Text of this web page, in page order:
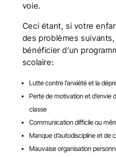
voie.
Ceci étant, si votre
des problèmes
bénéficier d’un
scolaire:
Lutte contre l’anxiété et la
Perte de motivation et d’envie
classe
Communication difficile ou
Manque d’autodiscipline et de
Mauvaise organisation